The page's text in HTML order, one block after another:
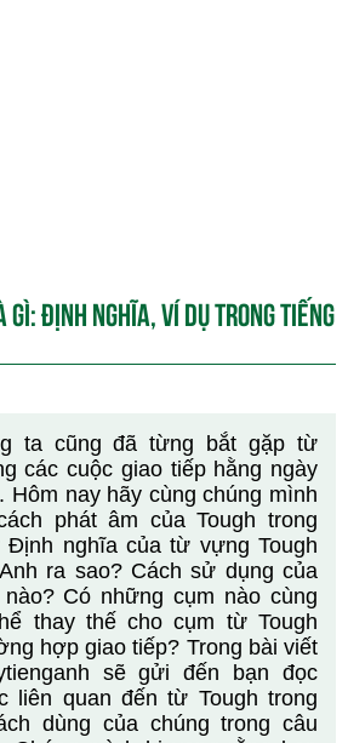
ĐỊNH NGHĨA, VÍ DỤ TRONG TIẾNG
ta cũng đã từng bắt gặp từ
các cuộc giao tiếp hằng ngày
Hôm nay hãy cùng chúng mình
phát âm của Tough trong
Định nghĩa của từ vựng Tough
ra sao? Cách sử dụng của
Có những cụm nào cùng
thay thế cho cụm từ Tough
hợp giao tiếp? Trong bài viết
sẽ gửi đến bạn đọc
liên quan đến từ Tough trong
dùng của chúng trong câu